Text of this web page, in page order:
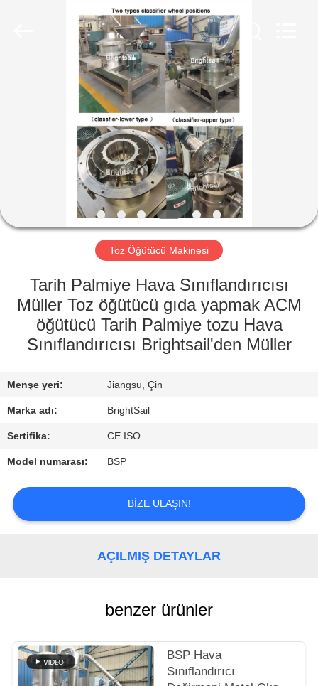
ÜRÜN:%
VİDEOLAR
HAKKIMIZDA
FABRIKA
TURU
KALITE
BIZIMLE
ILETIŞIME
GEÇIN
HABERLER
PRIVACY
Toz Öğütücü Makinesi
Tarih Palmiye Hava Sınıflandırıcısı
Müller Toz öğütücü gıda yapmak ACM
öğütücü Tarih Palmiye tozu Hava
Sınıflandırıcısı Brightsail'den Müller
Menşe yeri: Jiangsu, Çin
Marka adı: BrightSail
Sertifika: CE ISO
Model numarası: BSP
BIZE ULAŞIN!
AÇILMIŞ DETAYLAR
benzer ürünler
BSP Hava
Sınıflandırıcı